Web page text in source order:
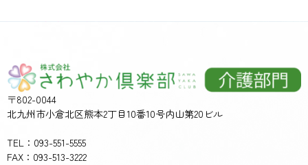
〒802-0044
北九州市小倉北区熊本2丁目10番10号内山第20ビル
TEL：093-551-5555
FAX：093-513-3222